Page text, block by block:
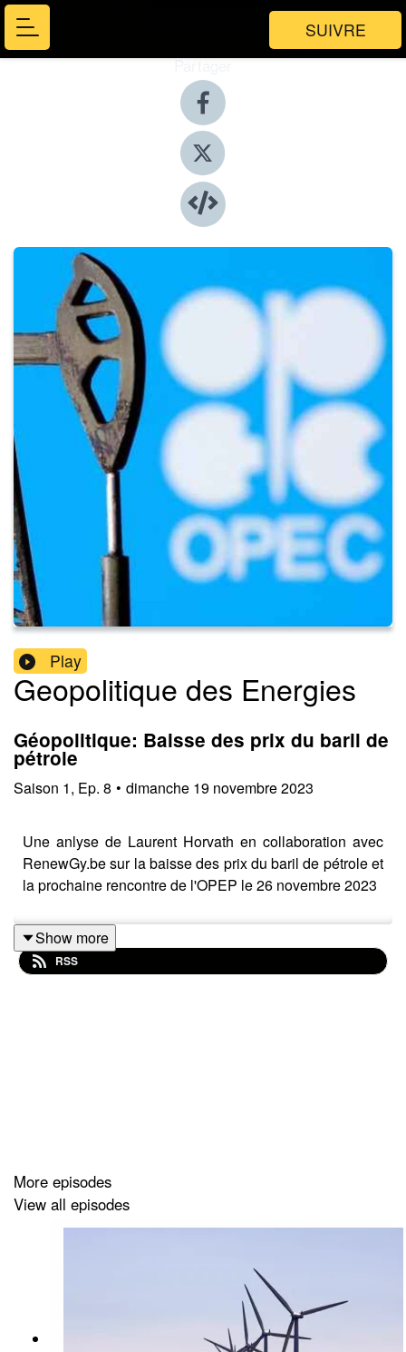
SUIVRE
Partager
Play
Geopolitique des Energies
Géopolitique: Baisse des prix du baril de
pétrole
Saison 1, Ep. 8 • dimanche 19 novembre 2023
Une anlyse de Laurent Horvath en collaboration avec
RenewGy.be sur la baisse des prix du baril de pétrole et
la prochaine rencontre de l'OPEP le 26 novembre 2023
Show more
RSS
More episodes
View all episodes